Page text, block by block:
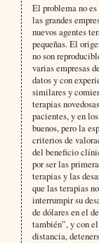
El problema no es
las grandes
nuevos agentes
pequeñas. El
no son
varias empresas
datos y con
similares y
terapias
pacientes, y en
buenos, pero la
criterios de
del beneficio
por ser las
terapias y las
que las terapias
interrumpir su
de dólares en el
también”, y con
distancia,